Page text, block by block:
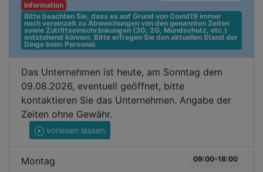
Information
Bitte beachten Sie, dass es auf Grund von Covid19 immer
noch vereinzelt zu Abweichungen von den genannten Zeiten
sowie Zutrittseinschränkungen (3G, 2G, Mundschutz, etc.)
entstehend können. Bitte erfragen Sie den aktuellen Stand der
Dinge beim Personal.
Das Unternehmen ist heute, am Sonntag dem
09.08.2026, eventuell geöffnet, bitte
kontaktieren Sie das Unternehmen. Angabe der
Zeiten ohne Gewähr.
vorlesen lassen
Montag 09:00-18:00